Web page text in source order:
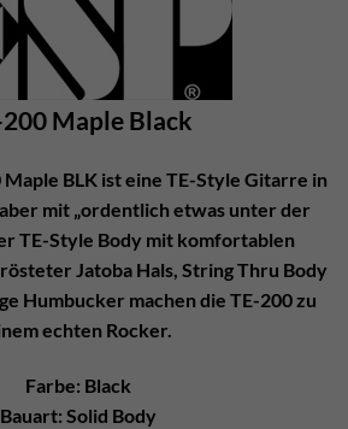
Maple Black
Maple BLK ist eine TE-Style Gitarre in
mit „ordentlich etwas unter der
TE-Style Body mit komfortablen
Jatoba Hals, String Thru Body
Humbucker machen die TE-200 zu
echten Rocker.
Farbe: Black
Bauart: Solid Body